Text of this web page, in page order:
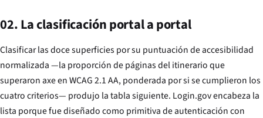
02. La clasificación portal a portal
Clasificar las doce superficies por su puntuación de accesibilidad
normalizada —la proporción de páginas del itinerario que
superaron axe en WCAG 2.1 AA, ponderada por si se cumplieron los
cuatro criterios— produjo la tabla siguiente. Login.gov encabeza la
lista porque fue diseñado como primitiva de autenticación con